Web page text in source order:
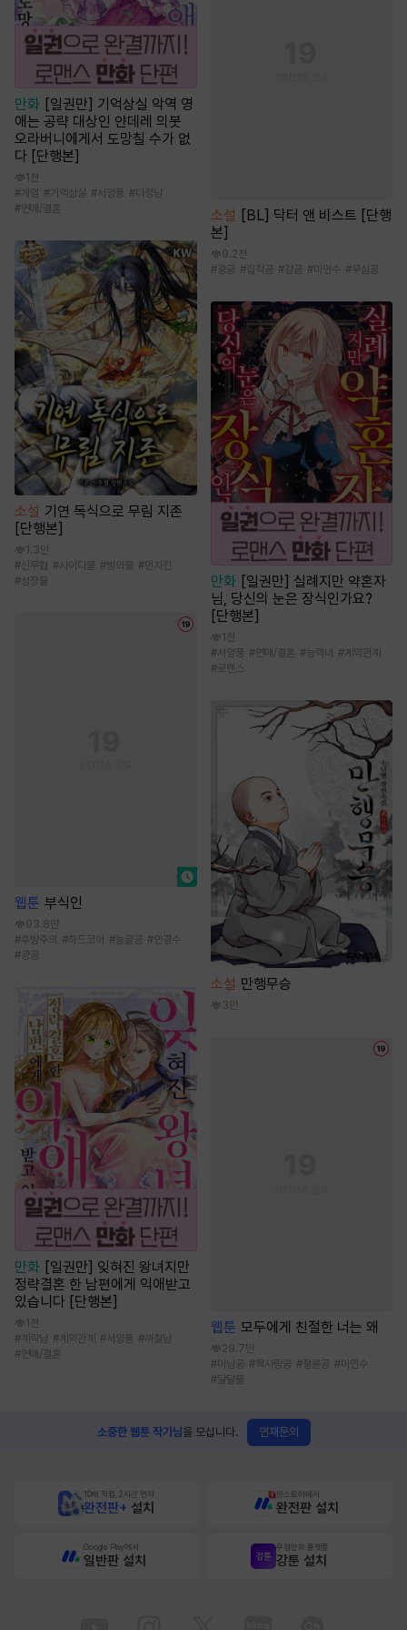
만화 [일권만] 기억상실 악역 영
애는 공략 대상인 얀데레 의붓
오라버니에게서 도망칠 수가 없
다 [단행본]
1천
# 게임 #기억상실 #서양풍 #다정남
#연애/결혼
소설 기연 독식으로 무림 지존
[단행본]
1.3만
#신무협 #사이다물 #빙의물 #먼치킨
#성장물
웹툰 부식인
93.8만
#후방주의 #하드코어 #능글공 #안경수
#광공
만화 [일권만] 잊혀진 왕녀지만
정략결혼 한 남편에게 익애받고
있습니다 [단행본]
1천
# 계략남 # 계약관계 #서양풍 #까칠남
#연애/결혼
소설 [BL] 닥터 앤 비스트 [단행
본]
9.2천
#광공 #집착공 #강공 #미인수 #무심공
만화 [일권만] 실례지만 약혼자
님, 당신의 눈은 장식인가요?
[단행본]
1천
#서양풍 #연애/결혼 #능력녀 #계약관계
#로맨스
소설 만행무승
3만
웹툰 모두에게 친절한 너는 왜
29.7만
#미남공 #짝사랑공 #절륜공 #미인수
#달달물
소중한 웹툰 작가님을 모십니다. 연재문의
10배 적립, 2시간 먼저
완전판+ 설치
원스토어에서
완전판 설치
Google Play에서
일반판 설치
무협만화 플랫폼
강툰 설치